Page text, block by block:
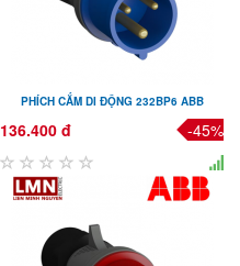
PHÍCH CẮM DI ĐỘNG 232BP6 ABB
136.400 đ -45%